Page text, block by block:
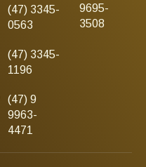
(47) 3345-
0563
(47) 3345-
1196
(47) 9
9963-
4471
9695-
3508